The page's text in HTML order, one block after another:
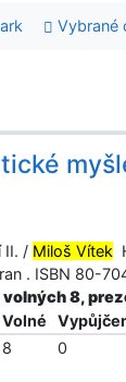
Vybrané
II. / Miloš Vítek
. ISBN 80-
volných 8,
Volné
8 0